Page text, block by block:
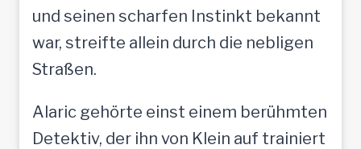
und seinen scharfen Instinkt bekannt
war, streifte allein durch die nebligen
Straßen.
Alaric gehörte einst einem berühmten
Detektiv, der ihn von Klein auf trainiert